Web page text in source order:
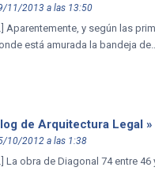
11/2013 a las 13:50
Aparentemente, y según las
está amurada la bandeja
de Arquitectura Legal
10/2012 a las 1:38
La obra de Diagonal 74 entre